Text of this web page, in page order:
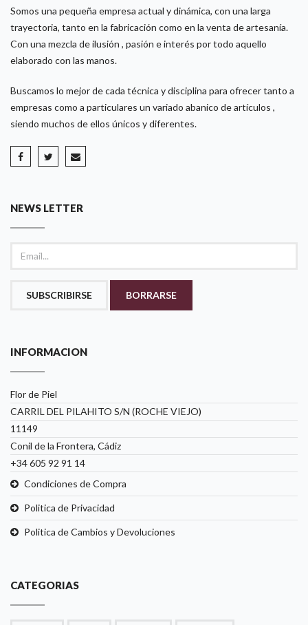
Somos una pequeña empresa actual y dinámica, con una larga
trayectoria, tanto en la fabricación como en la venta de artesanía.
Con una mezcla de ilusión , pasión e interés por todo aquello
elaborado con las manos.
Buscamos lo mejor de cada técnica y disciplina para ofrecer tanto a
empresas como a particulares un variado abanico de artículos ,
siendo muchos de ellos únicos y diferentes.
NEWS LETTER
SUBSCRIBIRSE BORRARSE
INFORMACION
Flor de Piel
CARRIL DEL PILAHITO S/N (ROCHE VIEJO)
11149
Conil de la Frontera, Cádiz
+34 605 92 91 14
Condiciones de Compra
Politica de Privacidad
Politica de Cambios y Devoluciones
CATEGORIAS